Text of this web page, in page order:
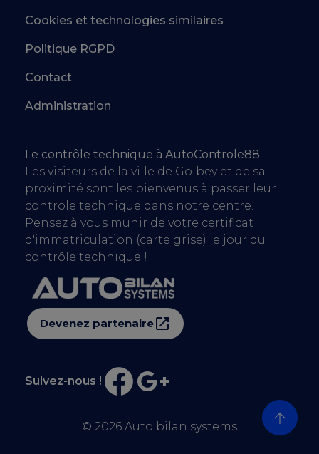
Cookies et technologies similaires
Politique RGPD
Contact
Administration
Le contrôle technique à AutoControle88
Les visiteurs de la ville de Golbey et de sa
proximité sont les bienvenus à passer leur
controle technique dans notre centre.
Pensez à vous munir de votre certificat
d'immatriculation (carte grise) le jour du
contrôle technique !
Devenez partenaire
Suivez-nous !
© 2026 Auto bilan systems